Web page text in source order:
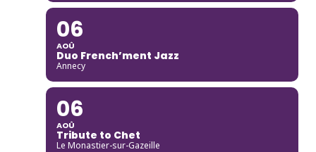
06
AOÛ
Duo French’ment Jazz
Annecy
06
AOÛ
Tribute to Chet
Le Monastier-sur-Gazeille